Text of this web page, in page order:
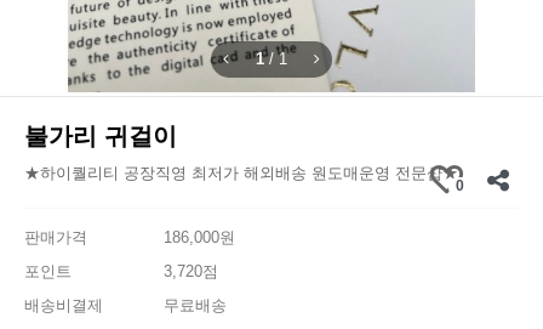
1/1
불가리 귀걸이
★하이퀄리티 공장직영 최저가 해외배송 원도매운영 전문샵★
0
판매가격
186,000원
포인트
3,720점
배송비결제
무료배송